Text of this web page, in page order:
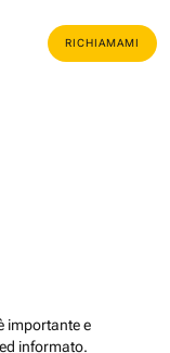
RICHIAMAMI
importante e
informato.